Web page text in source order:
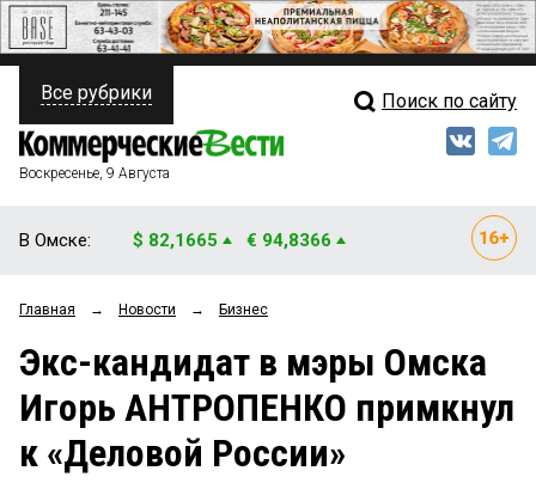
ПОЛИТИКА
ФИНАНСЫ
ОБЩЕСТВО
ЗАКОН
НОВОСТИ КОМПАНИЙ
Свежий выпуск
Рейтинги
Блоги
Архив
Все рубрики Поиск по сайту
Воскресенье, 9 Августа
В Омске: $ 82,1665 € 94,8366
Главная → Новости → Бизнес
Экс-кандидат в мэры Омска
Игорь АНТРОПЕНКО примкнул
к «Деловой России»